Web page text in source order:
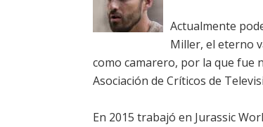
Actualmente
Miller, el eterno
como camarero, por la que fue
Asociación de Críticos de
En 2015 trabajó en Jurassic